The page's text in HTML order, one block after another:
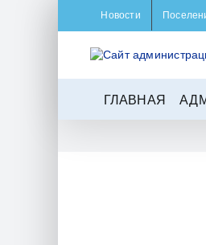
Новости
ГЛАВНАЯ